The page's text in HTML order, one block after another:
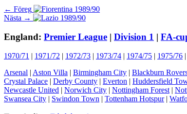
Inläggsnavigering
← Föreg Föregående
inlägg:
Nästa → Nästa
England: Premier League | Division 1 | FA-
1970/71 | 1971/72 | 1972/73 | 1973/74 | 1974/75 | 1975/76 |
Arsenal | Aston Villa | Birmingham City | Blackburn
Crystal Palace | Derby County | Everton | Huddersfield
Newcastle United | Norwich City | Nottingham Forest |
Swansea City | Swindon Town | Tottenham Hotspur|